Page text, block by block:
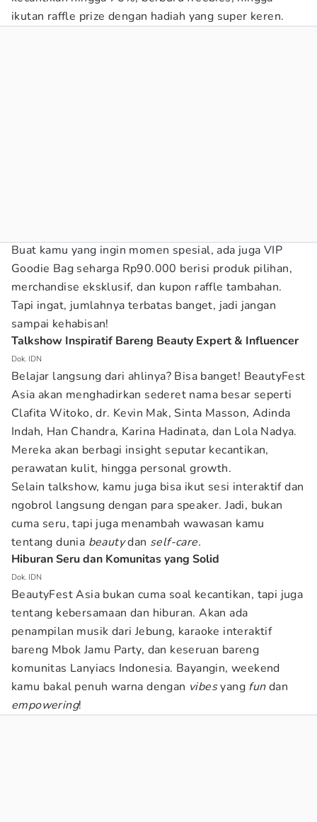
ikutan raffle prize dengan hadiah yang super keren.
Buat kamu yang ingin momen spesial, ada juga VIP
Goodie Bag seharga Rp90.000 berisi produk pilihan,
merchandise eksklusif, dan kupon raffle tambahan.
Tapi ingat, jumlahnya terbatas banget, jadi jangan
sampai kehabisan!
Talkshow Inspiratif Bareng Beauty Expert & Influencer
Dok. IDN
Belajar langsung dari ahlinya? Bisa banget! BeautyFest
Asia akan menghadirkan sederet nama besar seperti
Clafita Witoko, dr. Kevin Mak, Sinta Masson, Adinda
Indah, Han Chandra, Karina Hadinata, dan Lola Nadya.
Mereka akan berbagi insight seputar kecantikan,
perawatan kulit, hingga personal growth.
Selain talkshow, kamu juga bisa ikut sesi interaktif dan
ngobrol langsung dengan para speaker. Jadi, bukan
cuma seru, tapi juga menambah wawasan kamu
tentang dunia beautydan self-care.
Hiburan Seru dan Komunitas yang Solid
Dok. IDN
BeautyFest Asia bukan cuma soal kecantikan, tapi juga
tentang kebersamaan dan hiburan. Akan ada
penampilan musik dari Jebung, karaoke interaktif
bareng Mbok Jamu Party, dan keseruan bareng
komunitas Lanyiacs Indonesia. Bayangin, weekend
kamu bakal penuh warna dengan vibesyang fundan
empowering!